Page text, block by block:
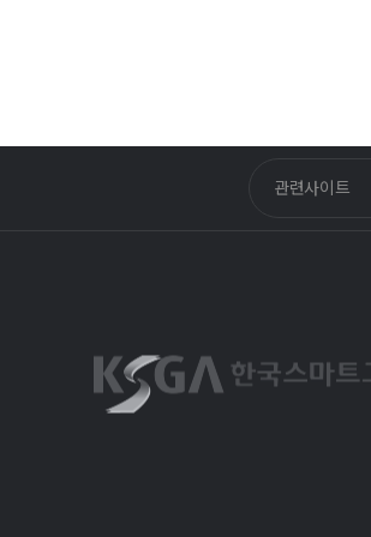
관련사이트